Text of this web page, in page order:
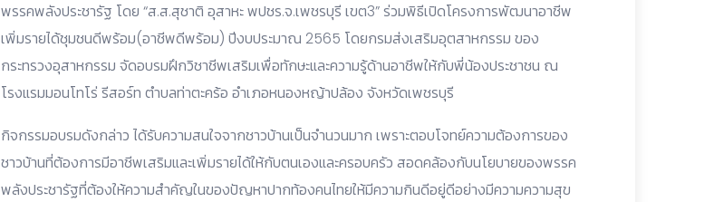
พรรคพลังประชารัฐ โดย “ส.ส.สุชาติ อุสาหะ พปชร.จ.เพชรบุรี เขต3” ร่วมพิธีเปิดโครงการพัฒนาอาชีพ
เพิ่มรายได้ชุมชนดีพร้อม(อาชีพดีพร้อม) ปีงบประมาณ 2565 โดยกรมส่งเสริมอุตสาหกรรม ของ
กระทรวงอุสาหกรรม จัดอบรมฝึกวิชาชีพเสริมเพื่อทักษะและความรู้ด้านอาชีพให้กับพี่น้องประชาชน ณ
โรงแรมมอนโทโร่ รีสอร์ท ตำบลท่าตะคร้อ อำเภอหนองหญ้าปล้อง จังหวัดเพชรบุรี
กิจกรรมอบรมดังกล่าว ได้รับความสนใจจากชาวบ้านเป็นจำนวนมาก เพราะตอบโจทย์ความต้องการของ
ชาวบ้านที่ต้องการมีอาชีพเสริมและเพิ่มรายได้ให้กับตนเองและครอบครัว สอดคล้องกับนโยบายของพรรค
พลังประชารัฐที่ต้องให้ความสำคัญในของปัญหาปากท้องคนไทยให้มีความกินดีอยู่ดีอย่างมีความความสุข